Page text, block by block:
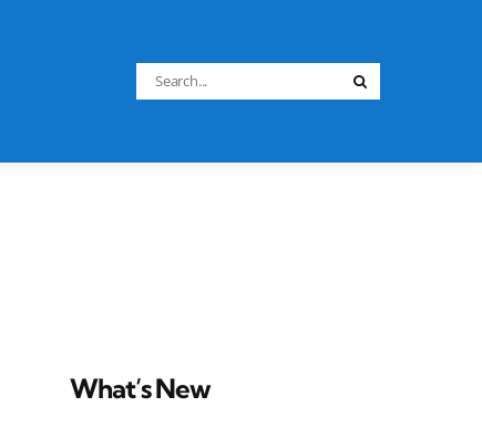
Search
for:
What’s New